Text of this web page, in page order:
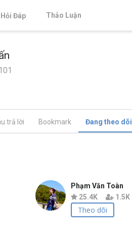
Hỏi Đáp Thảo Luận
trả lời Bookmark Đang theo dõi
Phạm Văn Toàn
25.4K
1.5K
Theo dõi